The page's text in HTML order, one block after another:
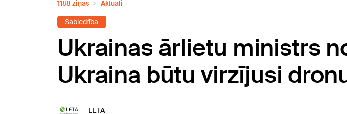
1188 ziņas Aktuāli
Sabiedrība
Ukrainas ārlietu ministrs
Ukraina būtu virzījusi
LETA